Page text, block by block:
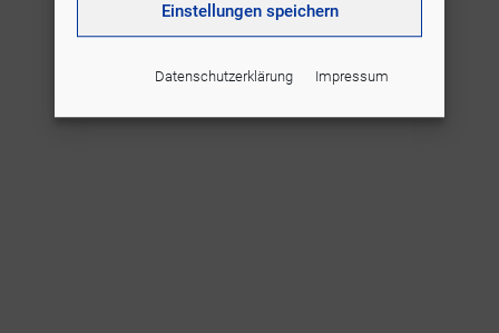
Einstellungen speichern
Datenschutzerklärung Impressum